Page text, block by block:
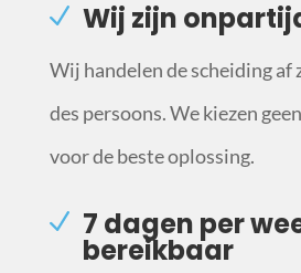
Wij zijn
Wij handelen de scheiding af
des persoons. We kiezen
voor de beste oplossing.
7 dagen per
bereikbaar